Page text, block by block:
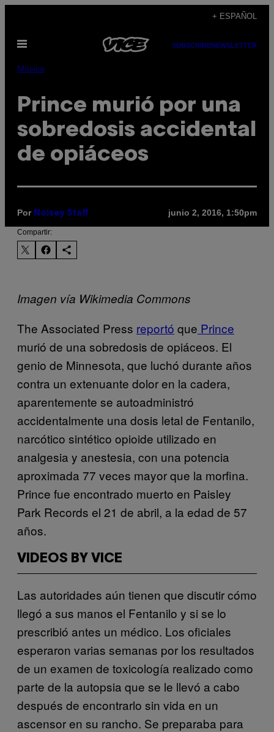
contenido
+ ESPAÑOL
Abrir
SUBSCRIBENEWSLETTER
Música
Prince murió por una
sobredosis accidental
de opiáceos
Por Noisey Staff junio 2, 2016, 1:50pm
Compartir:
Imagen vía Wikimedia Commons
The Associated Press reportó que Prince
murió de una sobredosis de opiáceos. El
genio de Minnesota, que luchó durante años
contra un extenuante dolor en la cadera,
aparentemente se autoadministró
accidentalmente una dosis letal de Fentanilo,
narcótico sintético opioide utilizado en
analgesia y anestesia, con una potencia
aproximada 77 veces mayor que la morfina.
Prince fue encontrado muerto en Paisley
Park Records el 21 de abril, a la edad de 57
años.
VIDEOS BY VICE
Las autoridades aún tienen que discutir cómo
llegó a sus manos el Fentanilo y si se lo
prescribió antes un médico. Los oficiales
esperaron varias semanas por los resultados
de un examen de toxicología realizado como
parte de la autopsia que se le llevó a cabo
después de encontrarlo sin vida en un
ascensor en su rancho. Se preparaba para